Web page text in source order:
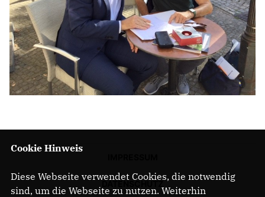
Cookie Hinweis
Diese Webseite verwendet Cookies, die notwendig
sind, um die Webseite zu nutzen. Weiterhin